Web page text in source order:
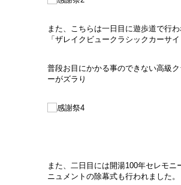
また、こちらは一日目に遊歩道で行わ
「ザレイクビュークラシックカーサイ
普段お目にかかる事のできない高級
ーがズラり
また、二日目には開湯100年セレモニ
ニュメントの除幕式も行われました。